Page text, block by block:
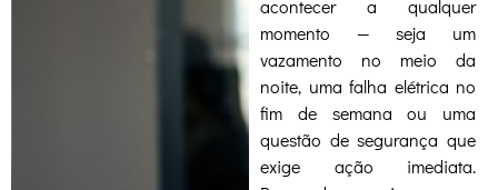
acontecer a qualquer
momento — seja um
vazamento no meio da
noite, uma falha elétrica no
fim de semana ou uma
questão de segurança que
exige ação imediata.